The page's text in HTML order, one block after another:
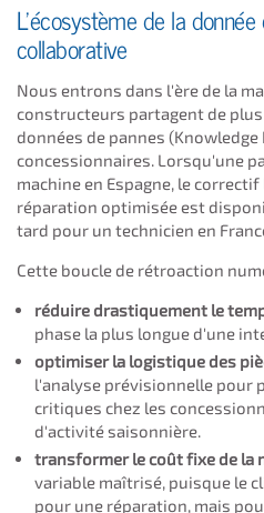
L'écosystème de la
collaborative
Nous entrons dans l'ère de la
constructeurs partagent de
données de pannes (Knowledge
concessionnaires. Lorsqu'une
machine en Espagne, le
réparation optimisée est
tard pour un technicien en
Cette boucle de rétroaction
réduire drastiquement le
phase la plus longue d'une
optimiser la logistique des
l'analyse prévisionnelle pour
critiques chez les
d'activité saisonnière.
transformer le coût fixe de la
variable maîtrisé, puisque le
pour une réparation, mais